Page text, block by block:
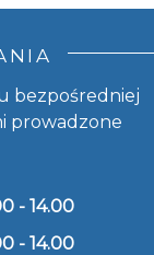
bezpośredniej
prowadzone
- 14.00
- 14.00